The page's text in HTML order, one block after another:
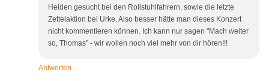
Helden gesucht bei den Rollstuhlfahrern, sowie die letzte
Zettelaktion bei Urke. Also besser hätte man dieses Konzert
nicht kommentieren können. Ich kann nur sagen "Mach weiter
so, Thomas" - wir wollen noch viel mehr von dir hören!!!
Antworten